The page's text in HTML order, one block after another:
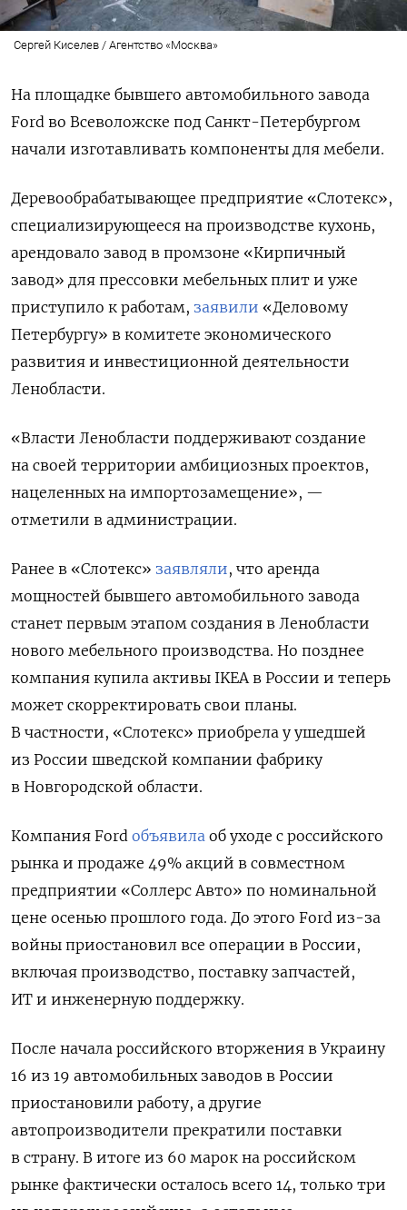
Сергей Киселев / Агентство «Москва»
На площадке бывшего автомобильного завода
Ford во Всеволожске под Санкт-Петербургом
начали изготавливать компоненты для мебели.
Деревообрабатывающее предприятие «Слотекс»,
специализирующееся на производстве кухонь,
арендовало завод в промзоне «Кирпичный
завод» для прессовки мебельных плит и уже
приступило к работам, заявили «Деловому
Петербургу» в комитете экономического
развития и инвестиционной деятельности
Ленобласти.
«Власти Ленобласти поддерживают создание
на своей территории амбициозных проектов,
нацеленных на импортозамещение», —
отметили в администрации.
Ранее в «Слотекс» заявляли, что аренда
мощностей бывшего автомобильного завода
станет первым этапом создания в Ленобласти
нового мебельного производства. Но позднее
компания купила активы IKEA в России и теперь
может скорректировать свои планы.
В частности, «Слотекс» приобрела у ушедшей
из России шведской компании фабрику
в Новгородской области.
Компания Ford объявила об уходе с российского
рынка и продаже 49% акций в совместном
предприятии «Соллерс Авто» по номинальной
цене осенью прошлого года. До этого Ford из-за
войны приостановил все операции в России,
включая производство, поставку запчастей,
ИТ и инженерную поддержку.
После начала российского вторжения в Украину
16 из 19 автомобильных заводов в России
приостановили работу, а другие
автопроизводители прекратили поставки
в страну. В итоге из 60 марок на российском
рынке фактически осталось всего 14, только три